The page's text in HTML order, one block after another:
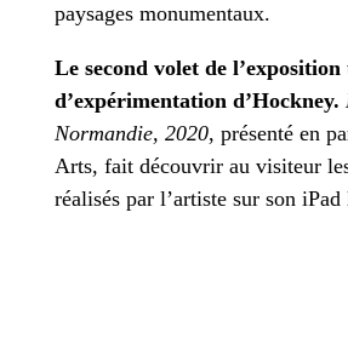
paysages monumentaux.
Le second volet de
d’expérimentation d’Hockney.
Normandie, 2020, présenté en
Arts, fait découvrir au visiteur
réalisés par l’artiste sur son